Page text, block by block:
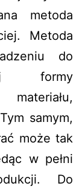
metoda
Metoda
do
formy
materiału,
samym,
może tak
w pełni
Do